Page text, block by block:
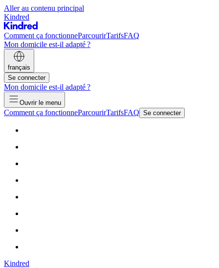
Aller au contenu principal
Kindred
Comment ça fonctionneParcourirTarifsFAQ
Mon domicile est-il adapté ?
français
Se connecter
Mon domicile est-il adapté ?
Ouvrir le menu
Comment ça fonctionneParcourirTarifsFAQ Se connecter
Kindred